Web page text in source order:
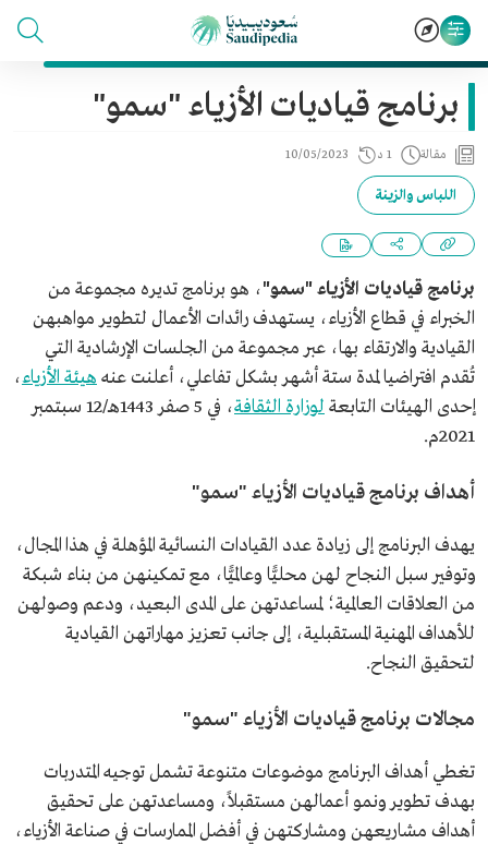
برنامج قياديات الأزياء "سمو"
مقالة 1 د 10/05/2023
اللباس والزينة
برنامج قياديات الأزياء "سمو"، هو برنامج تديره مجموعة من
الخبراء في قطاع الأزياء، يستهدف رائدات الأعمال لتطوير مواهبهن
القيادية والارتقاء بها، عبر مجموعة من الجلسات الإرشادية التي
تُقدم افتراضيا لمدة ستة أشهر بشكل تفاعلي، أعلنت عنه هيئة الأزياء،
إحدى الهيئات التابعة لوزارة الثقافة
، في 5 صفر 1443هـ/12 سبتمبر
2021م.
أهداف برنامج قياديات الأزياء "سمو"
يهدف البرنامج إلى زيادة عدد القيادات النسائية المؤهلة في هذا المجال،
وتوفير سبل النجاح لهن محليًّا وعالميًّا، مع تمكينهن من بناء شبكة
من العلاقات العالمية؛ لمساعدتهن على المدى البعيد، ودعم وصولهن
للأهداف المهنية المستقبلية، إلى جانب تعزيز مهاراتهن القيادية
لتحقيق النجاح.
مجالات برنامج قياديات الأزياء "سمو"
تغطي أهداف البرنامج موضوعات متنوعة تشمل توجيه المتدربات
بهدف تطوير ونمو أعمالهن مستقبلاً، ومساعدتهن على تحقيق
أهداف مشاريعهن ومشاركتهن في أفضل الممارسات في صناعة الأزياء،